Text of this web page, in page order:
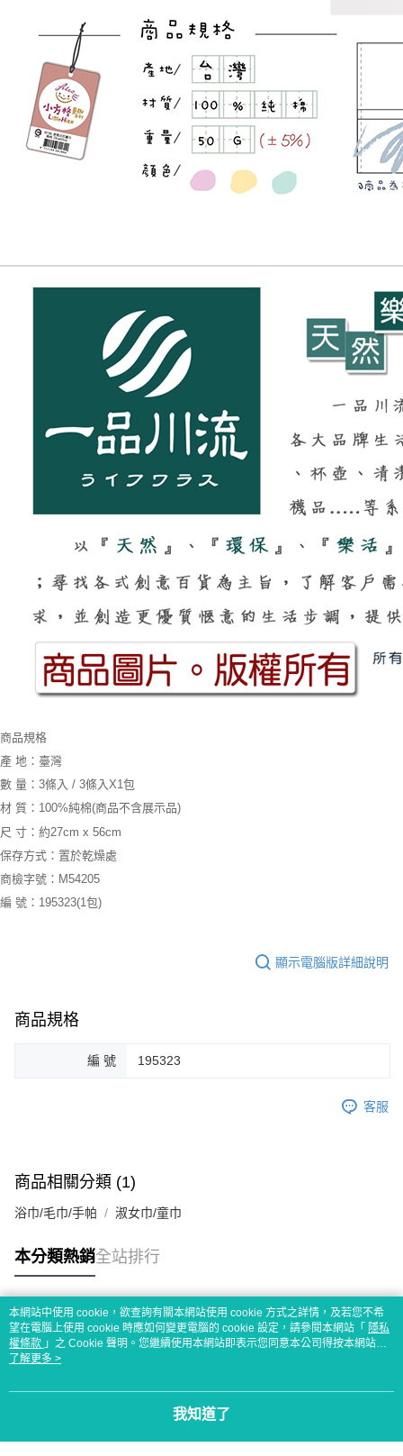
商品規格
產 地：臺灣
數 量：3條入 / 3條入X1包
材 質：100%純棉(商品不含展示品)
尺 寸：約27cm x 56cm
保存方式：置於乾燥處
商檢字號：M54205
編 號：195323(1包)
顯示電腦版詳細說明
商品規格
編 號 195323
客服
商品相關分類 (1)
浴巾/毛巾/手帕 淑女巾/童巾
本分類熱銷全站排行
熱門標籤
本網站中使用 cookie，欲查詢有關本網站使用 cookie 方式之詳情，及若您不希
望在電腦上使用 cookie 時應如何變更電腦的 cookie 設定，請參閱本網站「 隱私
權條款 」之 Cookie 聲明。您繼續使用本網站即表示您同意本公司得按本網站使
用條款之 Cookie 聲明使用 cookie。
了解更多 >
我知道了